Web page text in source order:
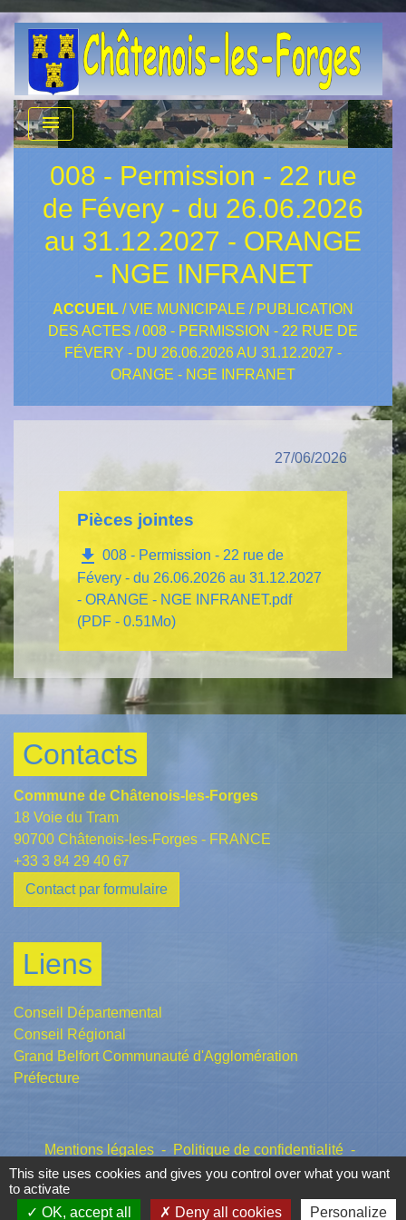
menu
008 - Permission - 22 rue
de Févery - du 26.06.2026
au 31.12.2027 - ORANGE
- NGE INFRANET
ACCUEIL /VIE MUNICIPALE / PUBLICATION
DES ACTES /008 - PERMISSION - 22 RUE DE
FÉVERY - DU 26.06.2026 AU 31.12.2027 -
ORANGE - NGE INFRANET
27/06/2026
Pièces jointes
file_download 008 - Permission - 22 rue de
Févery - du 26.06.2026 au 31.12.2027
- ORANGE - NGE INFRANET.pdf
(PDF - 0.51Mo)
Contacts
Commune de Châtenois-les-Forges
18 Voie du Tram
90700 Châtenois-les-Forges - FRANCE
+33 3 84 29 40 67
Contact par formulaire
Liens
Conseil Départemental
Conseil Régional
Grand Belfort Communauté d'Agglomération
Préfecture
Mentions légales - Politique de confidentialité -
Accessibilité - Plan du site - Gestion des cookies
This site uses cookies and gives you control over what you want
to activate
OK, accept all
Deny all cookies Personalize